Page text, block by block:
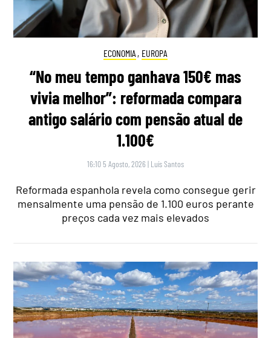
ECONOMIA , EUROPA
“No meu tempo ganhava 150€ mas
vivia melhor”: reformada compara
antigo salário com pensão atual de
1.100€
16:10 5 Agosto, 2026 | Luís Santos
Reformada espanhola revela como consegue gerir
mensalmente uma pensão de 1.100 euros perante
preços cada vez mais elevados